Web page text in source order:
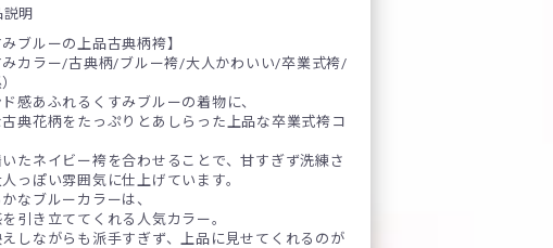
説明
みブルーの上品古典柄袴】
みカラー/古典柄/ブルー袴/大人かわいい/卒業式袴/
ド感あふれるくすみブルーの着物に、
典花柄をたっぷりとあしらった上品な卒業式袴コ
たネイビー袴を合わせることで、甘すぎず洗練さ
っぽい雰囲気に仕上げています。
なブルーカラーは、
引き立ててくれる人気カラー。
しながらも派手すぎず、上品に見せてくれるのが